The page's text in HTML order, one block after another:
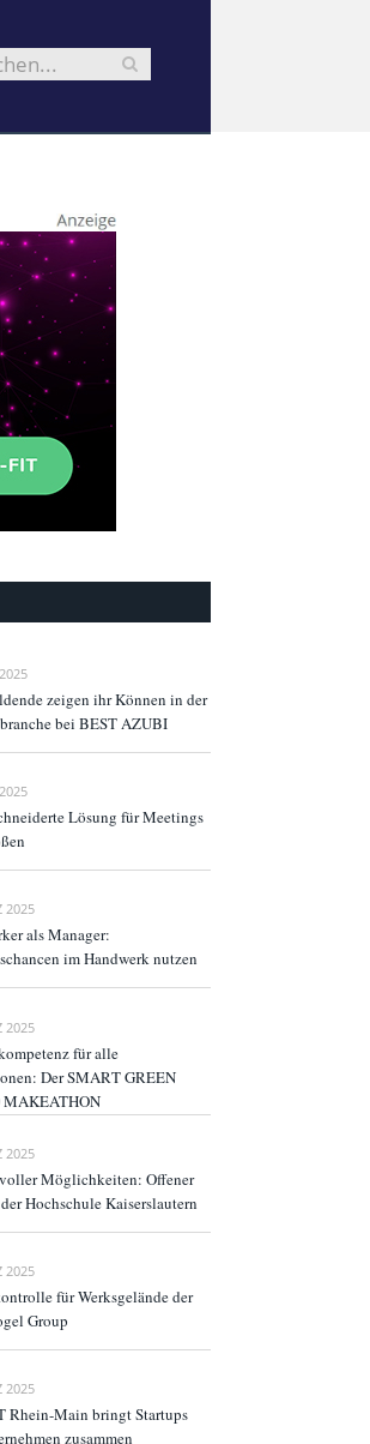
zeigen ihr Können in der
bei BEST AZUBI
Lösung für Meetings
2025
als Manager:
im Handwerk nutzen
2025
für alle
Der SMART GREEN
2025
Möglichkeiten: Offener
Hochschule Kaiserslautern
2025
für Werksgelände der
Group
2025
Rhein-Main bringt Startups
zusammen